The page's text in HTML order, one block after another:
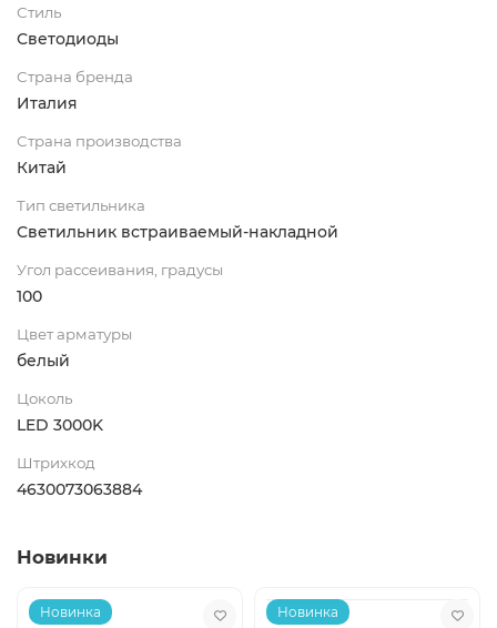
Стиль
Светодиоды
Страна бренда
Италия
Страна производства
Китай
Тип светильника
Светильник встраиваемый-накладной
Угол рассеивания, градусы
100
Цвет арматуры
белый
Цоколь
LED 3000K
Штрихкод
4630073063884
Новинки
Новинка Новинка